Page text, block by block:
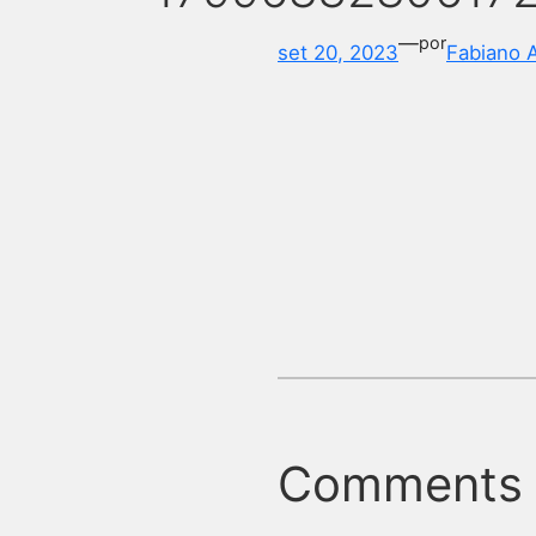
set 20, 2023—porFabiano
Comments